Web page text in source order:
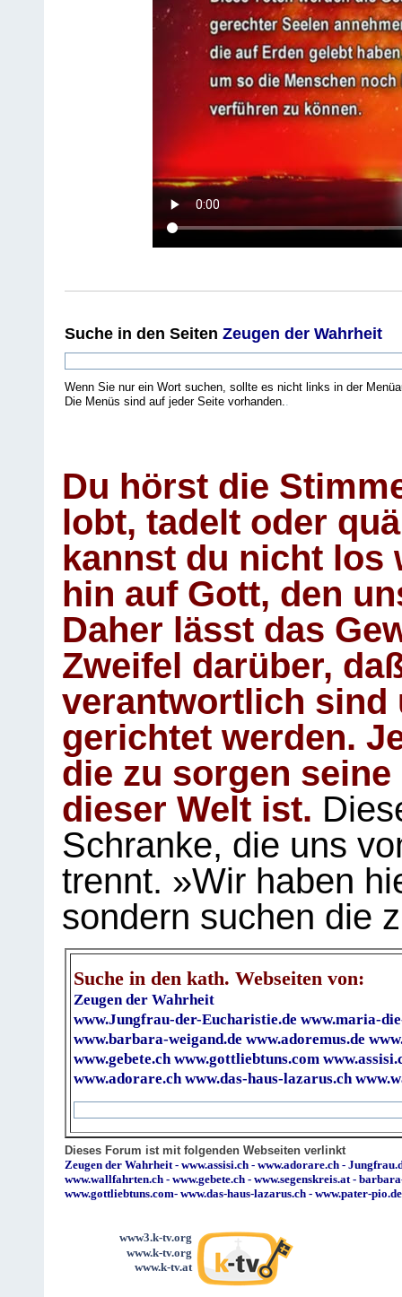
Suche in den Seiten Zeugen der Wahrheit
Wenn Sie nur ein Wort suchen, sollte es nicht links in der
Die Menüs sind auf jeder Seite vorhanden..
Du hörst die
lobt, tadelt oder
kannst du nicht los
hin auf Gott, den
Daher lässt das
Zweifel darüber,
verantwortlich sind
gerichtet werden.
die zu sorgen
dieser Welt ist.
Schranke, die uns
trennt. »Wir haben
sondern suchen die
Suche in den kath. Webseiten von:
Zeugen der Wahrheit
www.Jungfrau-der-Eucharistie.de www.maria-
www.barbara-weigand.de www.adoremus.de
www.gebete.ch www.gottliebtuns.com
www.adorare.ch www.das-haus-lazarus.ch
Dieses Forum ist mit folgenden Webseiten verlinkt
Zeugen der Wahrheit- www.assisi.ch - www.adorare.ch -
www.wallfahrten.ch - www.gebete.ch - www.segenskreis.at-
www.gottliebtuns.com- www.das-haus-lazarus.ch - www.pater-pio.de
www3.k-tv.org
www.k-tv.org
www.k-tv.at